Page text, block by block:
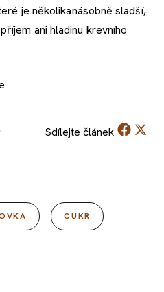
je několikanásobně sladší,
ani hladinu krevního
Sdílejte článek
CUKR